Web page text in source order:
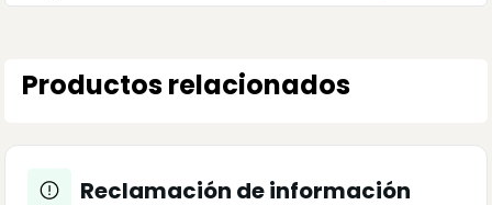
Productos relacionados
Reclamación de información